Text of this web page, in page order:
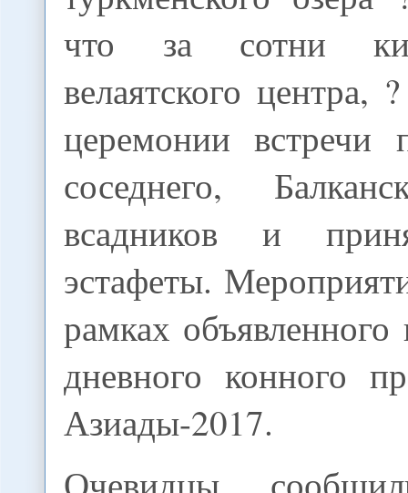
что за сотни
велаятского центра,
церемонии встречи
соседнего,
всадников и
эстафеты.
рамках
дневного конного
Азиады-2017.